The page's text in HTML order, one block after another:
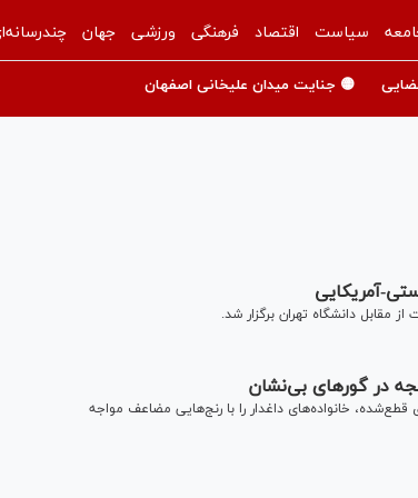
سیاست اقتصاد فرهنگی ورزشی جهان
🟡 جنایت میدان علیخانی اصفهان
آمریکایی
مقابل دانشگاه تهران برگزار شد.
در گورهای بی‌نشان
خانواده‌های داغدار را با رنج‌هایی مضاعف مواجه